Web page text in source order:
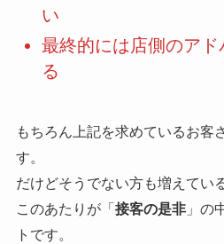
い
最終的には店側のア
る
もちろん上記を求めているお客
す。
だけどそうでない方も増えてい
このあたりが「接客の是非」の
トです。